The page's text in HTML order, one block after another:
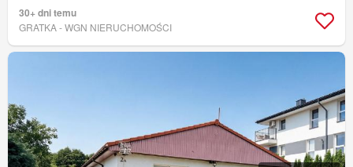
30+ dni temu
GRATKA - WGN NIERUCHOMOŚCI